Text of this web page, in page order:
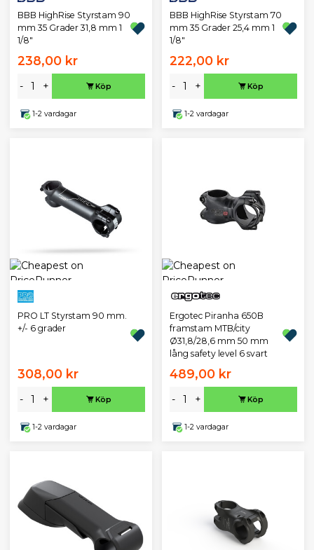
BBB HighRise Styrstam 90
mm 35 Grader 31,8 mm 1
1/8"
238,00 kr
- + Köp
1-2 vardagar
BBB HighRise Styrstam 70
mm 35 Grader 25,4 mm 1
1/8"
222,00 kr
- + Köp
1-2 vardagar
PRO LT Styrstam 90 mm.
+/- 6 grader
308,00 kr
- + Köp
1-2 vardagar
Ergotec Piranha 650B
framstam MTB/city
Ø31,8/28,6 mm 50 mm
lång safety level 6 svart
489,00 kr
- + Köp
1-2 vardagar